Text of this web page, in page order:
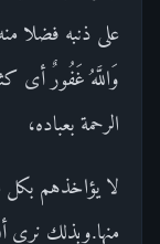
على ذنبه فضلا
وَاللَّهُ غَفُورٌ أى
الرحمة بعباده،
لا يؤاخذهم
منها.وبذلك نرى